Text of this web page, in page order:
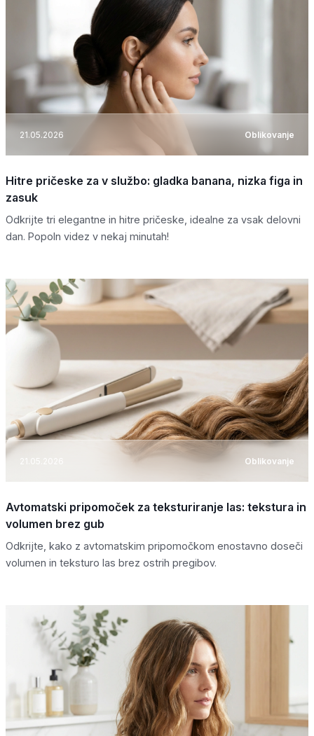
21.05.2026 Oblikovanje
Hitre pričeske za v službo: gladka banana, nizka figa in
zasuk
Odkrijte tri elegantne in hitre pričeske, idealne za vsak delovni
dan. Popoln videz v nekaj minutah!
21.05.2026 Oblikovanje
Avtomatski pripomoček za teksturiranje las: tekstura in
volumen brez gub
Odkrijte, kako z avtomatskim pripomočkom enostavno doseči
volumen in teksturo las brez ostrih pregibov.